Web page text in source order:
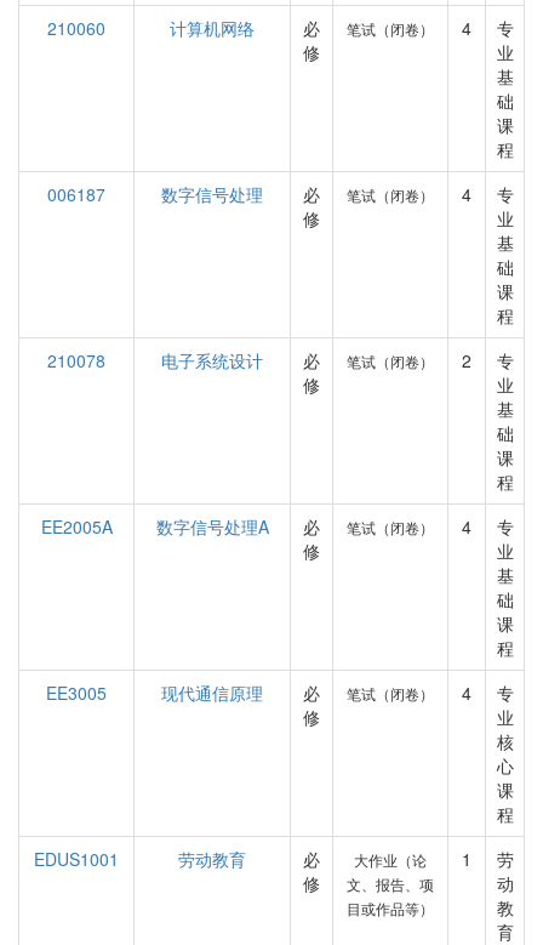
210060
计算机网络
必
修
笔试（闭卷） 4
专
业
基
础
课
程
006187
数字信号处理
必
修
笔试（闭卷） 4
专
业
基
础
课
程
210078
电子系统设计
必
修
笔试（闭卷） 2
专
业
基
础
课
程
EE2005A
数字信号处理A
必
修
笔试（闭卷） 4
专
业
基
础
课
程
EE3005
现代通信原理
必
修
笔试（闭卷） 4
专
业
核
心
课
程
EDUS1001
劳动教育
必
修
大作业（论
文、报告、项
目或作品等）
1
劳
动
教
育